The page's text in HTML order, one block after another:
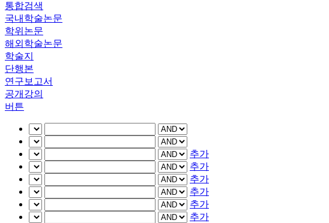
통합검색
국내학술논문
학위논문
해외학술논문
학술지
단행본
연구보고서
공개강의
버튼
추가
추가
추가
추가
추가
추가